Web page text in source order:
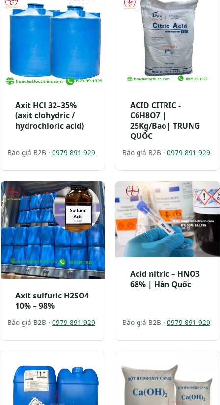
Axit HCl 32–35%
(axit clohydric /
hydrochloric acid)
Báo giá B2B · 0979 891 929
ACID CITRIC -
C6H8O7 |
25Kg/Bao| TRUNG
QUỐC
Báo giá B2B · 0979 891 929
Axit sulfuric H2SO4
10% – 98%
Báo giá B2B · 0979 891 929
Acid nitric – HNO3
68% | Hàn Quốc
Báo giá B2B · 0979 891 929